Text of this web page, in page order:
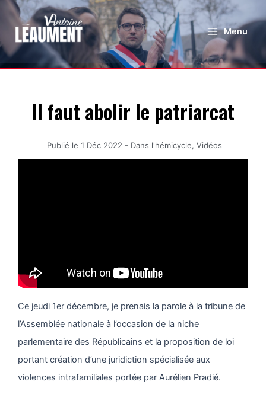
Menu
Il faut abolir le patriarcat
Publié le 1 Déc 2022 - Dans l'hémicycle, Vidéos
Ce jeudi 1er décembre, je prenais la parole à la tribune de
l’Assemblée nationale à l’occasion de la niche
parlementaire des Républicains et la proposition de loi
portant création d’une juridiction spécialisée aux
violences intrafamiliales portée par Aurélien Pradié.